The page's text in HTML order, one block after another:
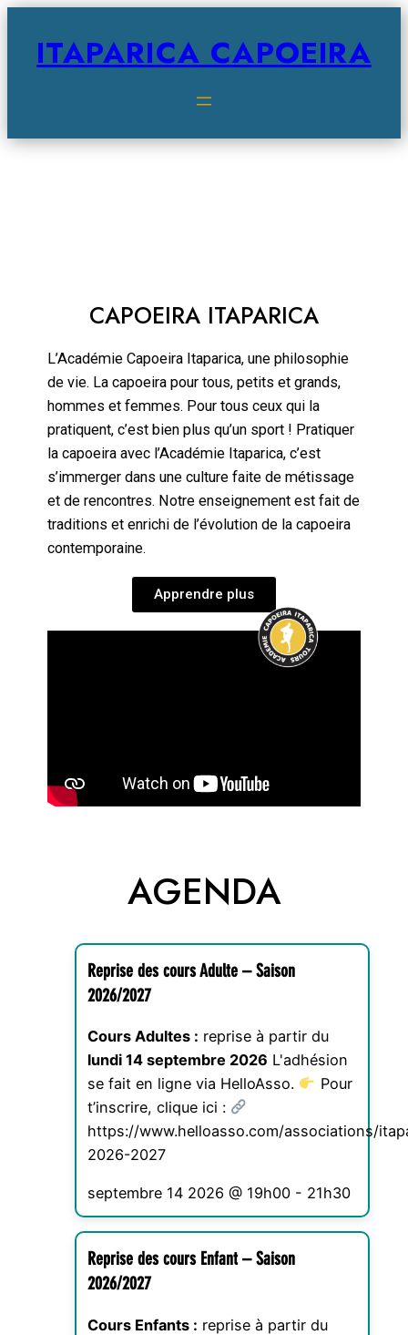
ITAPARICA CAPOEIRA
CAPOEIRA ITAPARICA
L’Académie Capoeira Itaparica, une philosophie
de vie. La capoeira pour tous, petits et grands,
hommes et femmes. Pour tous ceux qui la
pratiquent, c’est bien plus qu’un sport ! Pratiquer
la capoeira avec l’Académie Itaparica, c’est
s’immerger dans une culture faite de métissage
et de rencontres. Notre enseignement est fait de
traditions et enrichi de l’évolution de la capoeira
contemporaine.
Apprendre plus
AGENDA
Reprise des cours Adulte – Saison
2026/2027
Cours Adultes : reprise à partir du
lundi 14 septembre 2026 L'adhésion
se fait en ligne via HelloAsso.
Pour
t’inscrire, clique ici :
https://www.helloasso.com/associations/
2026-2027
septembre 14 2026 @ 19h00 - 21h30
Reprise des cours Enfant – Saison
2026/2027
Cours Enfants : reprise à partir du